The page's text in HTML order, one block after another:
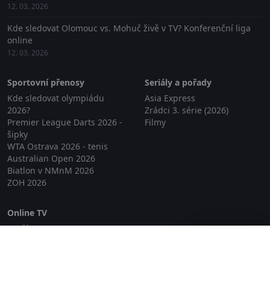
12. 03. 2026
Kde sledovat Olomouc vs. Mohuč živě v TV? Konferenční liga
online
12. 03. 2026
Sportovní přenosy
Kde sledovat olympiádu
2026?
Premier League Darts 2026 -
šipky
WTA Ostrava 2026 - tenis
Australian Open 2026
Biatlon v NMnM 2026
ZOH 2026
Seriály a pořady
Asia Express
Zrádci 3. série (2026)
Filmy
Online TV
Lepší.TV